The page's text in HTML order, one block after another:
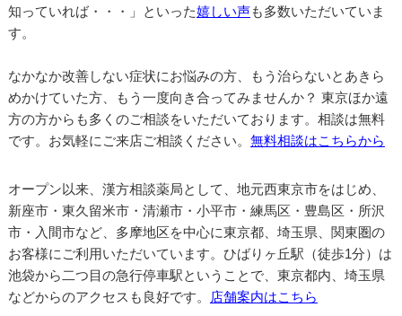
知っていれば・・・」といった嬉しい声も多数いただいていま
す。
なかなか改善しない症状にお悩みの方、もう治らないとあきら
めかけていた方、もう一度向き合ってみませんか？ 東京ほか遠
方の方からも多くのご相談をいただいております。相談は無料
です。お気軽にご来店ご相談ください。 無料相談はこちらから
オープン以来、漢方相談薬局として、地元西東京市をはじめ、
新座市・東久留米市・清瀬市・小平市・練馬区・豊島区・所沢
市・入間市など、多摩地区を中心に東京都、埼玉県、関東圏の
お客様にご利用いただいています。ひばりヶ丘駅（徒歩1分）は
池袋から二つ目の急行停車駅ということで、東京都内、埼玉県
などからのアクセスも良好です。
店舗案内はこちら